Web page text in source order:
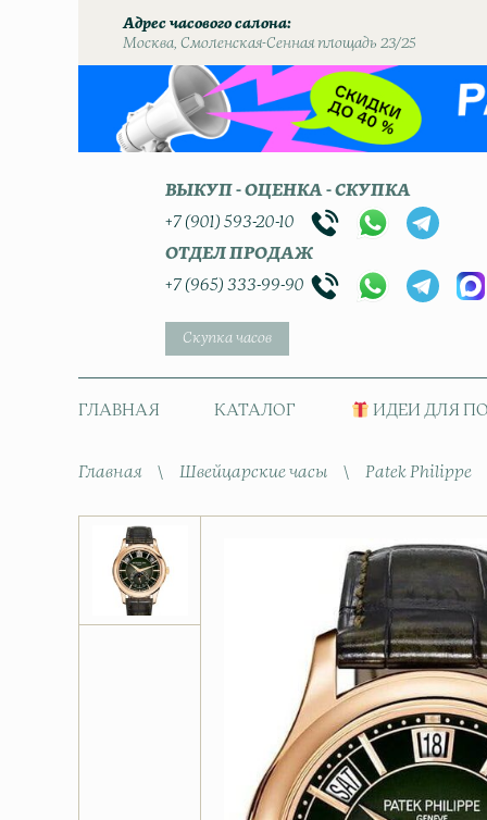
Адрес часового салона
Москва, Смоленская-Сенная площадь 23/25
ВЫКУП - ОЦЕНКА - СКУПКА
+7 (901) 593-20-10
ОТДЕЛ ПРОДАЖ
+7 (965) 333-99-90
Скупка часов
ГЛАВНАЯ КАТАЛОГ ИДЕИ ДЛЯ
Главная \ Швейцарские часы \ Patek Philippe